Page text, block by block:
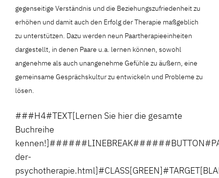
gegenseitige Verständnis und die Beziehungszufriedenheit zu
erhöhen und damit auch den Erfolg der Therapie maßgeblich
zu unterstützen. Dazu werden neun Paartherapieeinheiten
dargestellt, in denen Paare u.a. lernen können, sowohl
angenehme als auch unangenehme Gefühle zu äußern, eine
gemeinsame Gesprächskultur zu entwickeln und Probleme zu
lösen.
###H4#TEXT[Lernen Sie hier die gesamte
Buchreihe
der-